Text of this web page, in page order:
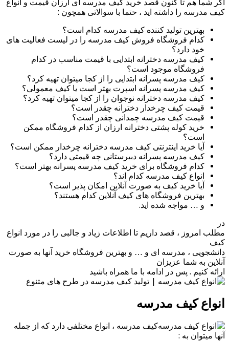
اگر شما هم تا کنون قصد خرید کیف مدرسه ای ارزان قیمت و انواع
کیف مدرسه را داشته اید ، حتما با سوالاتی همچون :
بهترین تولید کننده کیف مدرسه کدام است؟
کدام فروشگاه فروش کیف مدرسه را در لیست فعالیت های
خود دارد؟
کیف مدرسه دخترانه ابتدایی با قیمت مناسب در کدام
فروشگاه موجود است؟
کیف مدرسه پسرانه ابتدایی را از کجا میتوان تهیه کرد؟
کیف مدرسه پسرانه اسپرت بهتر است یا کیف معمولی؟
کیف مدرسه دخترانه نوجوان را از کجا میتوان تهیه کرد؟
قیمت کیف چرخدار دخترانه چقدر است؟
قیمت کیف مدرسه چمدانی چقدر است؟
خرید کوله پشتی دخترانه ارزان از کدام فروشگاه ممکن
است؟
آیا خرید اینترنتی کیف مدرسه دخترانه چرخدار ممکن است؟
کیف مدرسه پسرانه دبیرستانی چه قیمتی دارد؟
کدام فروشگاه برای خرید کیف مدرسه پسرانه بهتر است؟
انواع کیف مدرسه کدام اند؟
آیا خرید کیف به صورت آنلاین امکان پذیر است؟
بهترین فروشگاه های کیف آنلاین کدام هستند؟
و … مواجه شده اید.
در
مطلب امروز ، قصد داریم تا اطلاعات زیاد و جالبی را در مورد انواع
کیف
دانشجویی ، مدرسه ای و … و بهترین فروشگاه خرید آنها به صورت
آنلاین به شما عزیزان
ارائه کنیم . پس در ادامه با ما همراه باشید
انواع کیف مدرسه
کیف مدرسه ، انواع مختلفی دارد که از جمله
آنها میتوان به :